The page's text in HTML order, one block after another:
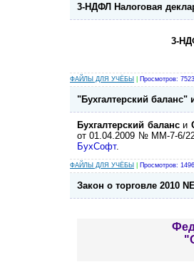
3-НДФЛ Налоговая
3-
ФАЙЛЫ ДЛЯ УЧЁБЫ Просмотров: 7523
"Бухгалтерский
Бухгалтерский баланси
от 01.04.2009 № ММ-7-6/
БухСофт.
ФАЙЛЫ ДЛЯ УЧЁБЫ Просмотров:
Закон о торговле 2010